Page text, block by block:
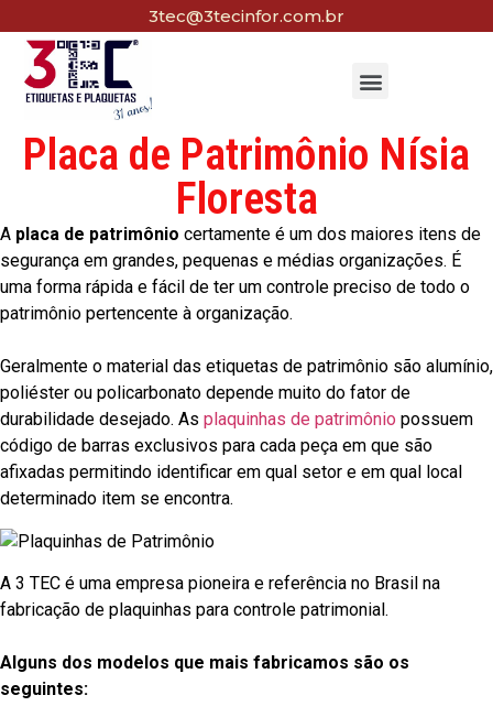
3tec@3tecinfor.com.br
Placa de Patrimônio Nísia
Floresta
A placa de patrimônio certamente é um dos maiores itens de
segurança em grandes, pequenas e médias organizações. É
uma forma rápida e fácil de ter um controle preciso de todo o
patrimônio pertencente à organização.
Geralmente o material das etiquetas de patrimônio são alumínio,
poliéster ou policarbonato depende muito do fator de
durabilidade desejado. As plaquinhas de patrimônio possuem
código de barras exclusivos para cada peça em que são
afixadas permitindo identificar em qual setor e em qual local
determinado item se encontra.
A 3 TEC é uma empresa pioneira e referência no Brasil na
fabricação de plaquinhas para controle patrimonial.
Alguns dos modelos que mais fabricamos são os
seguintes: